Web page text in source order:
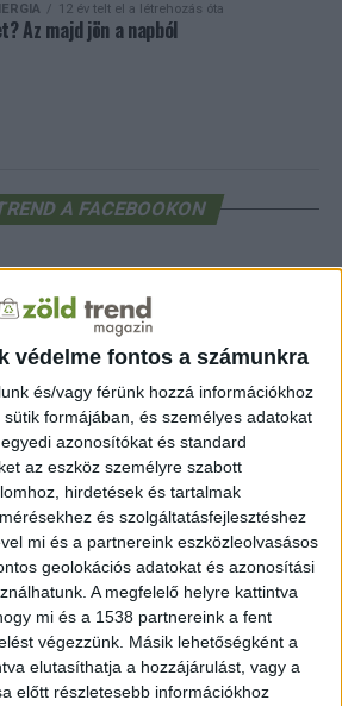
védelme fontos a számunkra
és/vagy férünk hozzá információkhoz
formájában, és személyes adatokat
azonosítókat és standard
az eszköz személyre szabott
hirdetések és tartalmak
és szolgáltatásfejlesztéshez
mi és a partnereink eszközleolvasásos
geolokációs adatokat és azonosítási
A megfelelő helyre kattintva
mi és a 1538 partnereink a fent
végezzünk. Másik lehetőségként a
elutasíthatja a hozzájárulást, vagy a
előtt részletesebb információkhoz
12 év telt el a létrehozás óta
Az majd jön a napból
A FACEBOOKON
CÍMKÉK
e-autó egészség
elektromos autótöltő
energia energiahatékonyság
fotovoltaikus
hulladék klímaváltozás
környezetvédelmi hírek
energia mezőgazdaság
napenergia
szelektiv hulladék természet
villanyautó víz zöld
zöld energiaforrás zöld hirek
újrahasznosítás